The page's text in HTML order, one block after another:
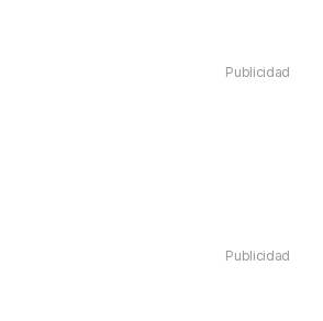
Publicidad
Publicidad